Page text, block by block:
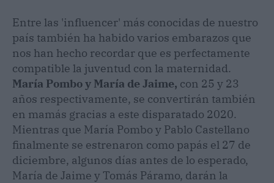
Entre las 'influencer' más conocidas de nuestro
país también ha habido varios embarazos que
nos han hecho recordar que es perfectamente
compatible la juventud con la maternidad.
María Pombo y María de Jaime, con 25 y 23
años respectivamente, se convertirán también
en mamás gracias a este disparatado 2020.
Mientras que María Pombo y Pablo Castellano
finalmente se estrenaron como papás el 27 de
diciembre, algunos días antes de lo esperado,
María de Jaime y Tomás Páramo, darán la